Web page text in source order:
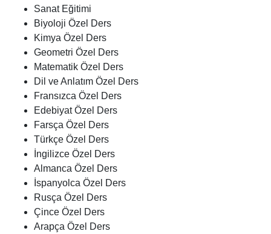
Sanat Eğitimi
Biyoloji Özel Ders
Kimya Özel Ders
Geometri Özel Ders
Matematik Özel Ders
Dil ve Anlatım Özel Ders
Fransızca Özel Ders
Edebiyat Özel Ders
Farsça Özel Ders
Türkçe Özel Ders
İngilizce Özel Ders
Almanca Özel Ders
İspanyolca Özel Ders
Rusça Özel Ders
Çince Özel Ders
Arapça Özel Ders